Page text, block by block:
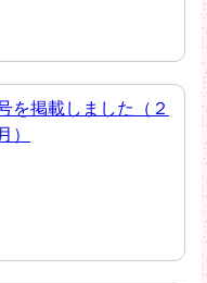
を掲載しました（２
）